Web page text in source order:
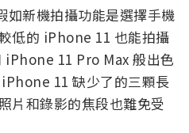
新機拍攝功能是選擇手機
低的 iPhone 11 也能拍攝
11 Pro Max 般出色
11 缺少了的三顆長
片和錄影的焦段也難免受